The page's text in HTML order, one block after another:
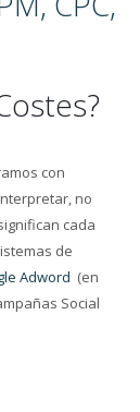
con
no
cada
de
Adword (en
Social
Social
del